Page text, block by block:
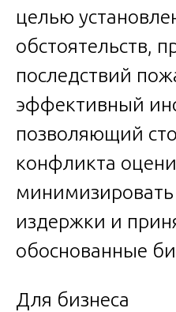
целью
обстоятельств,
последствий
эффективный
позволяющий
конфликта
издержки и
обоснованные
Для бизнеса